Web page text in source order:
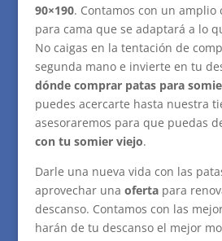
90×190. Contamos con un amplio
para cama que se adaptará a lo
No caigas en la tentación de
segunda mano e invierte en tu
dónde comprar patas para
puedes acercarte hasta nuestra
asesoraremos para que puedas
con tu somier viejo.
Darle una nueva vida con las
aprovechar una ofertapara
descanso. Contamos con las
harán de tu descanso el mejor